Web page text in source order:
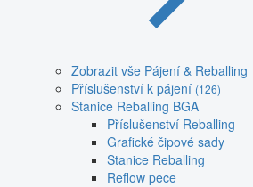
Zobrazit vše Pájení & Reballing
Příslušenství k pájení (126)
Stanice Reballing BGA
Příslušenství Reballing
Grafické čipové sady
Stanice Reballing
Reflow pece